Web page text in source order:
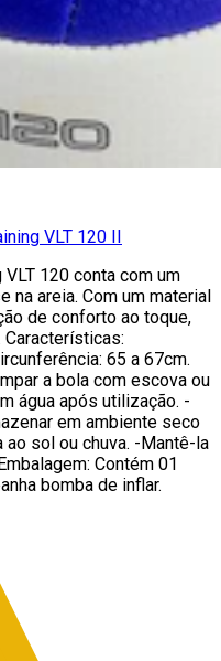
VLT 120 II
120 conta com um
na areia. Com um material
de conforto ao toque,
65 a 67cm.
a bola com escova ou
água após utilização. -
em ambiente seco
sol ou chuva. -Mantê-la
Contém 01
bomba de inflar.